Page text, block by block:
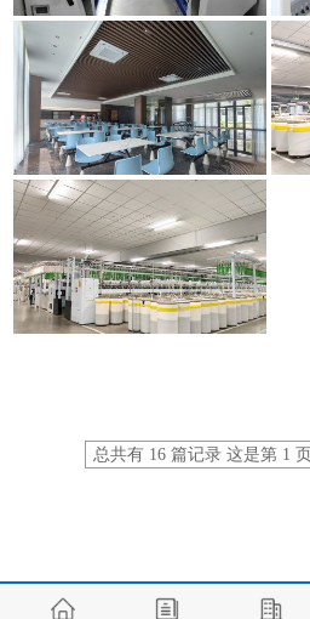
总共有 16 篇记录 这是第 1 页